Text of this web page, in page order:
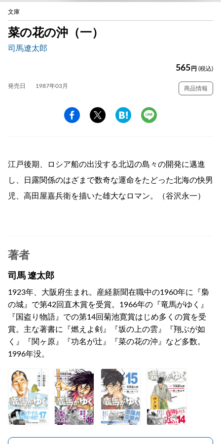
文庫
菜の花の沖（一）
司馬遼太郎
565 円 (税込)
発売日 1987年03月 商品情報
江戸後期、ロシア船の出没する北辺の島々の開発に邁進
し、日露関係のはざまで数奇な運命をたどった北海の快男
児、高田屋嘉兵衛を描いた雄大なロマン。（谷沢永一）
著者
司馬 遼太郎
1923年、大阪府生まれ。産経新聞在職中の1960年に『梟
の城』で第42回直木賞を受賞。1966年の『竜馬がゆく』
『国盗り物語』での第14回菊池寛賞はじめ多くの賞を受
賞。主な著書に『燃えよ剣』『坂の上の雲』『翔ぶが如
く』『関ヶ原』『功名が辻』『菜の花の沖』など多数。
1996年没。